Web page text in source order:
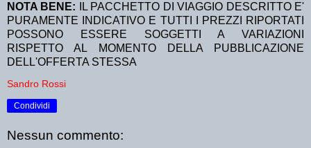
NOTA BENE:
IL PACCHETTO DI VIAGGIO DESCRITTO E'
PURAMENTE INDICATIVO E TUTTI I PREZZI RIPORTATI
POSSONO ESSERE SOGGETTI A VARIAZIONI
RISPETTO AL MOMENTO DELLA PUBBLICAZIONE
DELL'OFFERTA STESSA
Sandro Rossi
Condividi
Nessun commento: